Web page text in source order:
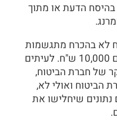
בהיסח הדעת או מתוך
לא בהכרח מתגשמות
כשיחה נעימה שבה מציעים לכם 10,000 ש"ח. לעיתים
של חברת הביטוח,
הביטוח ואולי לא,
שיחלישו את